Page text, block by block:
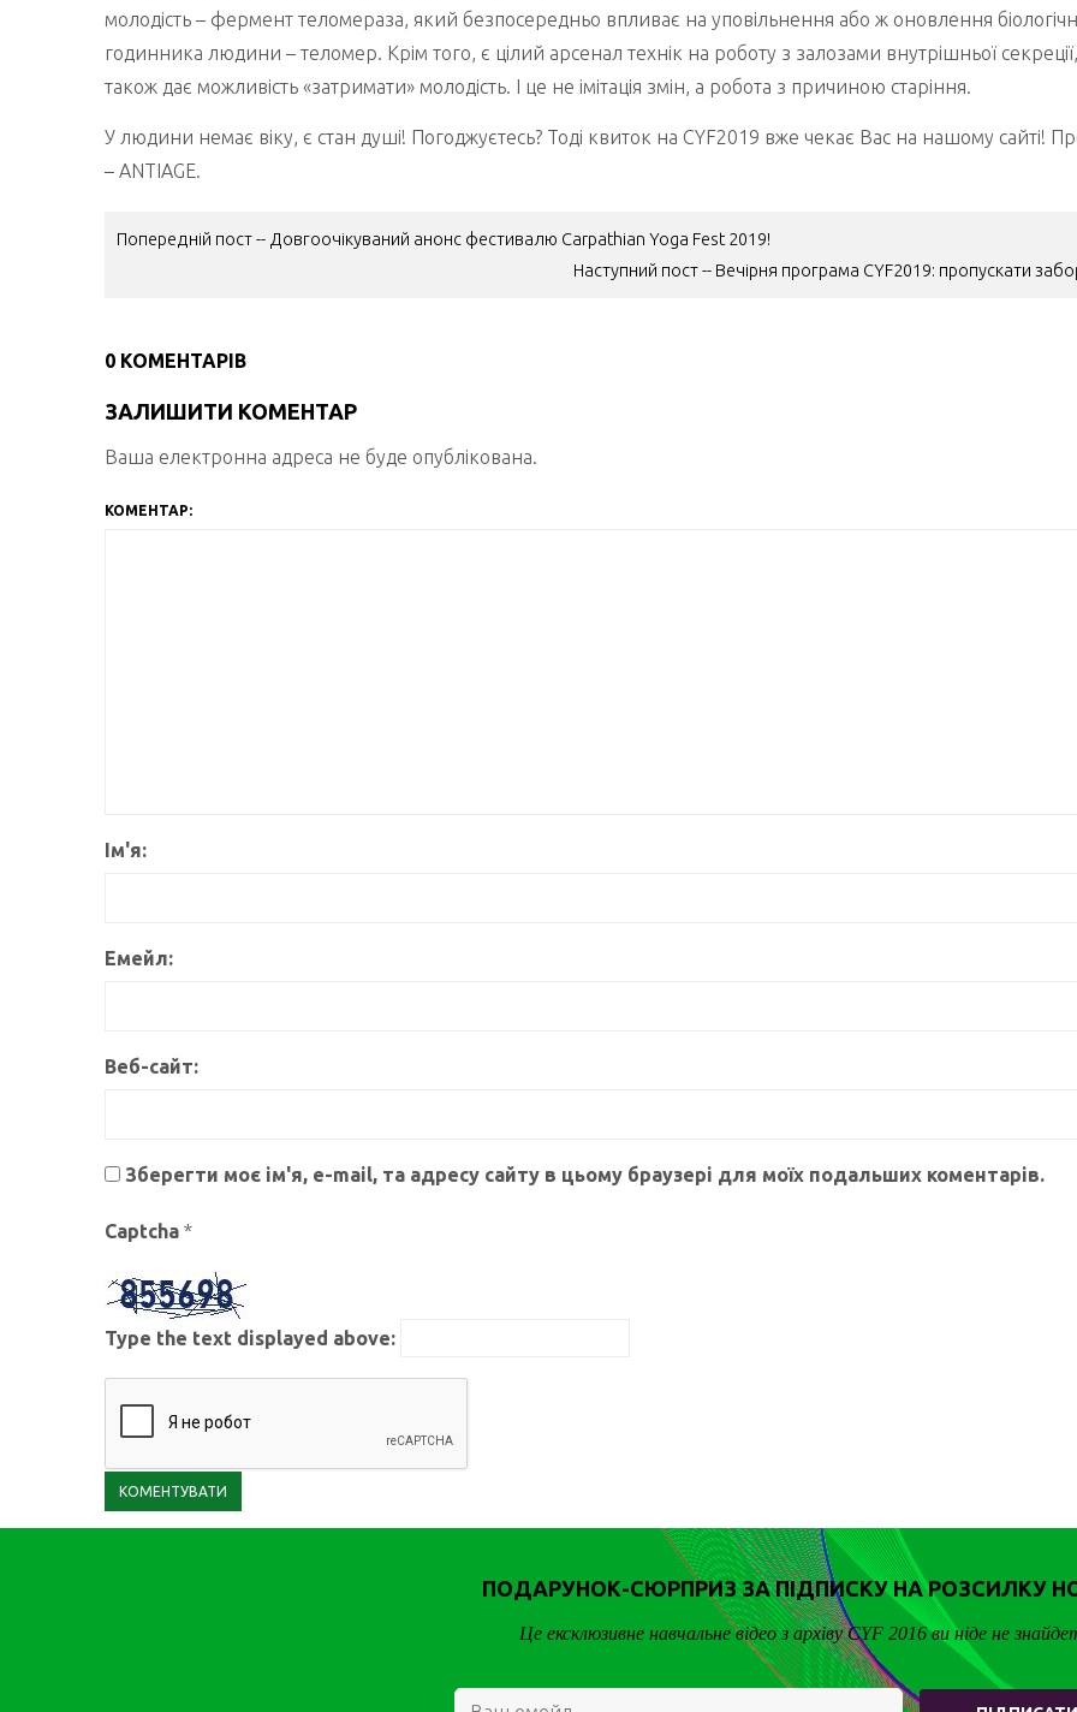
молодість – фермент теломераза, який безпосередньо впливає на уповільнення або ж оновлення
годинника людини – теломер. Крім того, є цілий арсенал технік на роботу з залозами внутрішньої
також дає можливість «затримати» молодість. І це не імітація змін, а робота з причиною старіння.
У людини немає віку, є стан душі! Погоджуєтесь? Тоді квиток на CYF2019 вже чекає Вас на нашому сайті!
– ANTIAGE.
НАВІГАЦІЯ
Попередній пост -- Довгоочікуваний анонс фестивалю Carpathian Yoga Fest 2019!
Наступний пост -- Вечірня програма CYF2019: пропускати
0 КОМЕНТАРІВ
ЗАЛИШИТИ КОМЕНТАР
Ваша електронна адреса не буде опублікована.
КОМЕНТАР:
Ім'я:
Емейл:
Веб-сайт:
Зберегти моє ім'я, e-mail, та адресу сайту в цьому браузері для моїх подальших коментарів.
Captcha *
Type the text displayed above:
ПОДАРУНОК-СЮРПРИЗ ЗА ПІДПИСКУ НА РОЗСИЛКУ
Це ексклюзивне навчальне відео з архіву CYF 2016 ви ніде не